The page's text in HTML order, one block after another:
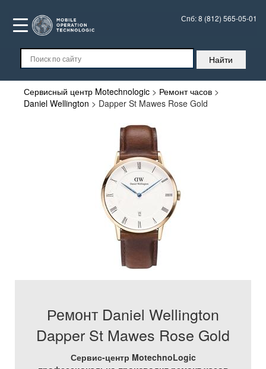
Спб:8 (812) 565-05-01
Сервисный центр Motechnologic > Ремонт часов >
Daniel Wellington > Dapper St Mawes Rose Gold
Ремонт Daniel Wellington
Dapper St Mawes Rose Gold
Сервис-центр MotechnoLogic